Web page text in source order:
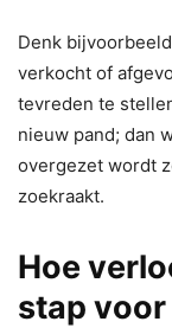
Denk
verkocht of
tevreden te
nieuw pand; dan
overgezet wordt
zoekraakt.
Hoe
stap